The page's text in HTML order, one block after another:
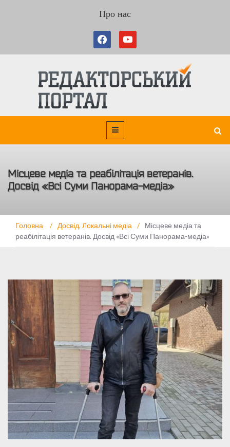
Про нас
Місцеве медіа та реабілітація ветеранів.
Досвід «Всі Суми Панорама-медіа»
Головна / Досвід, Локальні медіа /
Місцеве медіа та
реабілітація ветеранів. Досвід «Всі Суми Панорама-медіа»